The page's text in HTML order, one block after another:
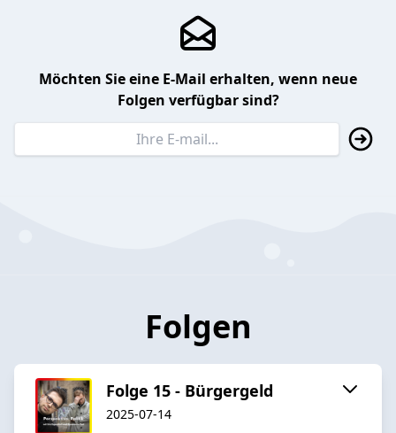
Möchten Sie eine E-Mail erhalten, wenn neue
Folgen verfügbar sind?
Folgen
Folge 15 - Bürgergeld
2025-07-14